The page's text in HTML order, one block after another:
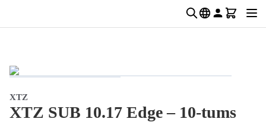
XTZ
XTZ SUB 10.17 Edge – 10-tums